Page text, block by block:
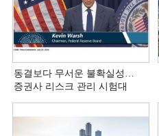
동결보다 무서운 불확실성…
증권사 리스크 관리 시험대